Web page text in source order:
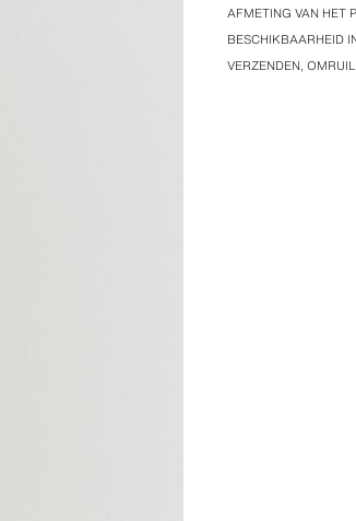
AFMETING VAN HET
BESCHIKBAARHEID
VERZENDEN,